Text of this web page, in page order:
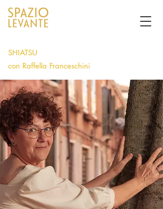
SHIATSU
con Raffella Franceschini